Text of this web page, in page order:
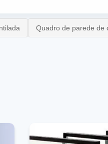
Quadro de parede de